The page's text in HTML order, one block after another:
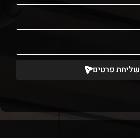
שליחת פרטים